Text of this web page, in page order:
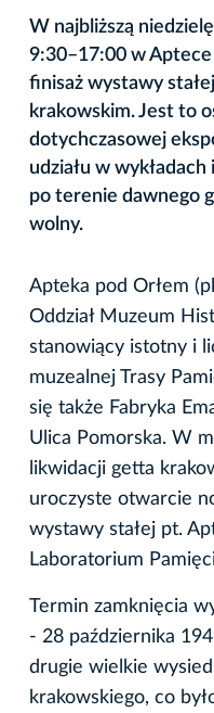
W najbliższą
9:30–17:00 w
finisaż wystawy
krakowskim. Jest to
dotychczasowej
udziału w
po terenie dawnego
wolny.
Apteka pod Orłem
Oddział Muzeum
stanowiący istotny i
muzealnej Trasy
się także Fabryka
Ulica Pomorska. W
likwidacji getta
uroczyste otwarcie
wystawy stałej pt.
Laboratorium
Termin zamknięcia
- 28 października
drugie wielkie
krakowskiego, co